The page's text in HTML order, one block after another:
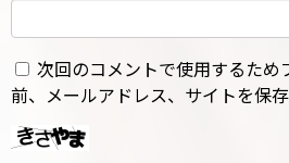
次回のコメントで使用するため
前、メールアドレス、サイトを保存